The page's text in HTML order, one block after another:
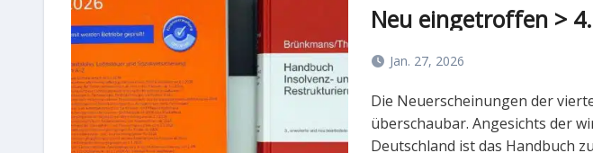
Neu eingetroffen >
Jan. 27, 2026
Die Neuerscheinungen der vierten Kalenderwoche sind
überschaubar. Angesichts der
Deutschland ist das Handbuch